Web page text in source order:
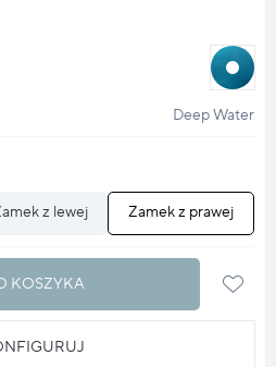
halo
?
Deep Water
Zamek z prawej
z lewej
KOSZYKA